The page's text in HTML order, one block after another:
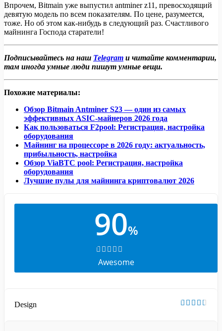
Впрочем, Bitmain уже выпустил antminer z11, превосходящий
девятую модель по всем показателям. По цене, разумеется,
тоже. Но об этом как-нибудь в следующий раз. Счастливого
майнинга Господа старатели!
Подписывайтесь на наш Telegram и читайте комментарии,
там иногда умные люди пишут умные вещи.
Похожие материалы:
Обзор Bitmain Antminer S23 — один из самых
эффективных ASIC-майнеров 2026 года
Как пользоваться F2pool: Регистрация, настройка
оборудования
Майнинг на процессоре в 2026 году: актуальность,
прибыльность, настройка
Обзор ViaBTC pool: Регистрация, настройка
оборудования
Лучшие пулы для майнинга криптовалют 2026
90%
Awesome
Design